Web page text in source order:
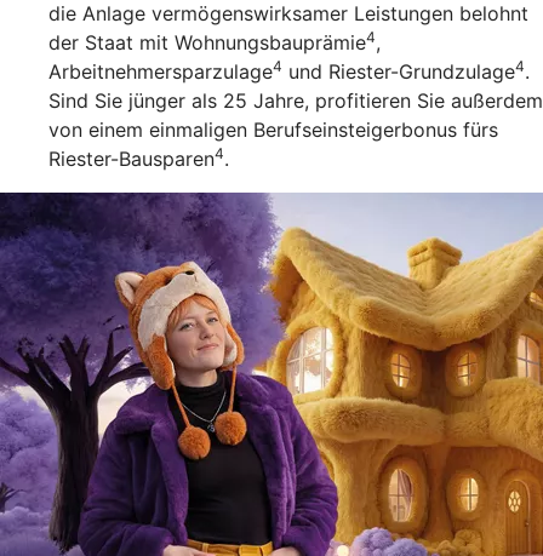
die Anlage vermögenswirksamer Leistungen belohnt
der Staat mit Wohnungsbauprämie4,
Arbeitnehmersparzulage4 und Riester-Grundzulage4.
Sind Sie jünger als 25 Jahre, profitieren Sie außerdem
von einem einmaligen Berufseinsteigerbonus fürs
Riester-Bausparen4.